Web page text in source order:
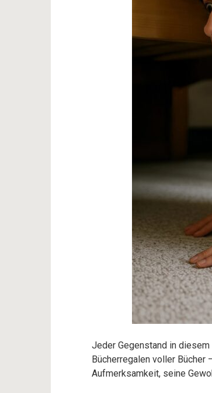
Jeder Gegenstand in
Bücherregalen voller Bücher
Aufmerksamkeit, seine